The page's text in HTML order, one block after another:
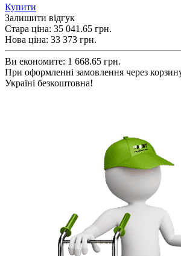
Купити
Залишити відгук
Стара ціна: 35 041.65 грн.
Нова ціна: 33 373 грн.
Ви економите: 1 668.65 грн.
При оформленні замовлення через
Україні безкоштовна!